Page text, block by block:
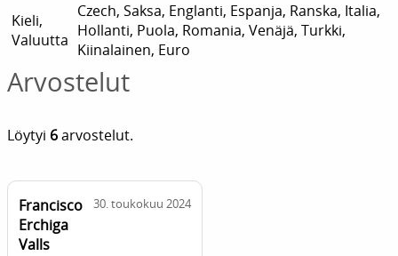
Kieli,
Valuutta
Czech, Saksa, Englanti, Espanja, Ranska, Italia,
Hollanti, Puola, Romania, Venäjä, Turkki,
Kiinalainen, Euro
Arvostelut
Löytyi 6arvostelut.
Francisco
Erchiga
Valls
30. toukokuu 2024